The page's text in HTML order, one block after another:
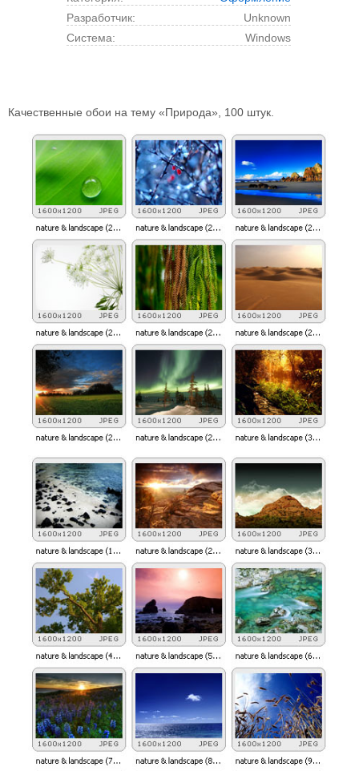
Разработчик:
Unknown
Cистема:
Windows
Качественные обои на тему «Природа», 100 штук.